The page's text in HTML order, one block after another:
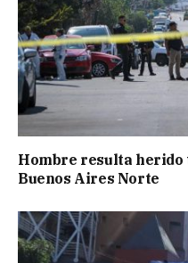
Hombre resulta herido
Buenos Aires Norte